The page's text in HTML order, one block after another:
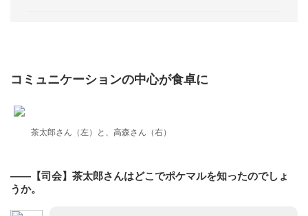
コミュニケーションの中心が食卓に
茶太郎さん（左）と、高森さん（右）
——【司会】茶太郎さんはどこでポケマルを知ったのでしょ
うか。